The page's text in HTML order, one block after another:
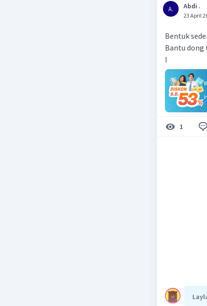
A. Abdi .
23 April
Bentuk
Bantu
I
1